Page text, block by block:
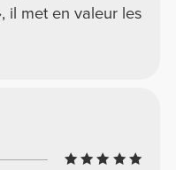
il met en valeur les